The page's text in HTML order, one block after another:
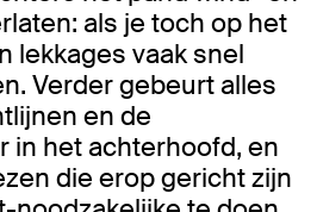
als je toch op het
lekkages vaak snel
Verder gebeurt alles
en de
in het achterhoofd, en
die erop gericht zijn